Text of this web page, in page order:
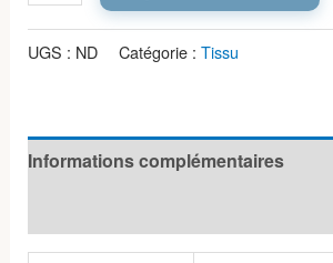
de
Coton
couverture
UGS : ND Catégorie : Tissu
Informations complémentaires